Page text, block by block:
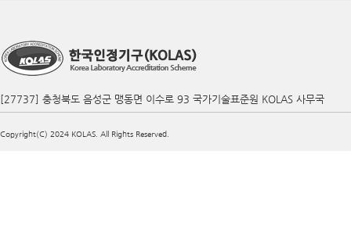
[27737] 충청북도 음성군 맹동면 이수로 93 국가기술표준원 KOLAS 사무국
Copyright(C) 2024 KOLAS. All Rights Reserved.